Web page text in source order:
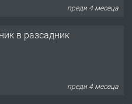
преди 4 месеца
в разсадник
преди 4 месеца